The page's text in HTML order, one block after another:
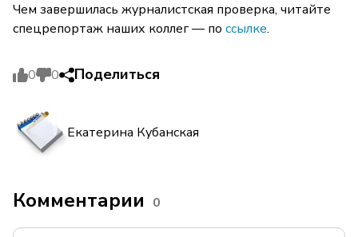
Чем завершилась журналистская проверка, читайте
спецрепортаж наших коллег — по ссылке.
0 0 Поделиться
Екатерина Кубанская
Комментарии 0